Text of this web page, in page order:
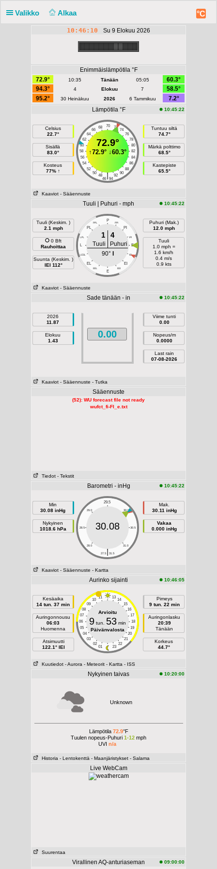
Valikko Alkaa °C
10:46:10 Su 9 Elokuu 2026
Enimmäislämpötila °F
72.9°
10:35 Tänään 05:05
60.3°
94.3°
4 Elokuu 7
58.5°
95.2°
30 Heinäkuu 2026 6 Tammikuu
7.2°
Lämpötila °F
10:45:22
Celsius
22.7°
Sisällä
83.0°
Kosteus
77% ↑
70
68 72
66
74
64
76
62
78
60
80
58
82
56
84
54
86
52
88
50
90
48 92
|
46 94
72.9°
↑72.9° ↓60.3°
Tuntuu siltä
74.7°
Märkä polttimo
68.5°
Kastepiste
65.5°
Kaaviot - Sääennuste
Tuuli | Puhuri - mph 10:45:22
Tuuli (Keskim. )
2.1 mph
0 Bft
Rauhoittaa
Suunta (Keskim. )
IEI 112°
P
PPL PPI
PL PI
LPL IPI
L E
LESL IEI
EL EI
EEL EEI
E
1 4
Tuuli
Puhuri
90°
Puhuri (Mak.)
12.0 mph
Tuuli
1.0 mph =
1.6 km/h
0.4 m/s
0.9 kts
Kaaviot - Sääennuste
Sade tänään - in 10:45:22
2026
11.87
Elokuu
1.43
0.00
Viime tunti
0.00
Nopeus/m
0.0000
Last rain
07-08-2026
Kaaviot - Sääennuste - Tutka
Sääennuste
(52): WU forecast file not ready
wufct_fi-FI_e.txt
Tiedot - Tekstit
Barometri - inHg 10:45:22
Min
30.08 inHg
Nykyinen
1018.6 hPa
29.5
29.0 30.0
28.5 30.5
28.0 31.0
|
27.5 31.5
30.08
Mak.
30.11 inHg
Vakaa
0.000 inHg
Kaaviot - Sääennuste - Kartta
Aurinko sijainti 10:46:05
Kesäaika
14 tun. 37 min
Auringonnousu
06:03
Huomenna
Atsimuutti
122.1° IEI
11 13
10
14
09
15
08
16
07
17
06
18
05
19
04
20
03
21
02
22
01 23
Arvioitu
9 tun. 53 min
Päivänvalosta
Pimeys
9 tun. 22 min
Auringonlasku
20:39
Tänään
Korkeus
44.7°
Kuutiedot - Aurora - Meteorit - Kartta - ISS
Nykyinen taivas 10:20:00
Unknown
Lämpötila 72.9°F
Tuulen nopeus-Puhuri 1-12 mph
UVI n/a
Historia - Lentokenttä - Maanjäristykset - Salama
Live WebCam
Suurentaa
Virallinen AQ-anturiaseman 09:00:00